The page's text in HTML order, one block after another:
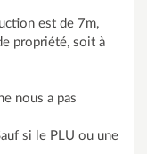
est de 7m,
propriété, soit à
nous a pas
si le PLU ou une